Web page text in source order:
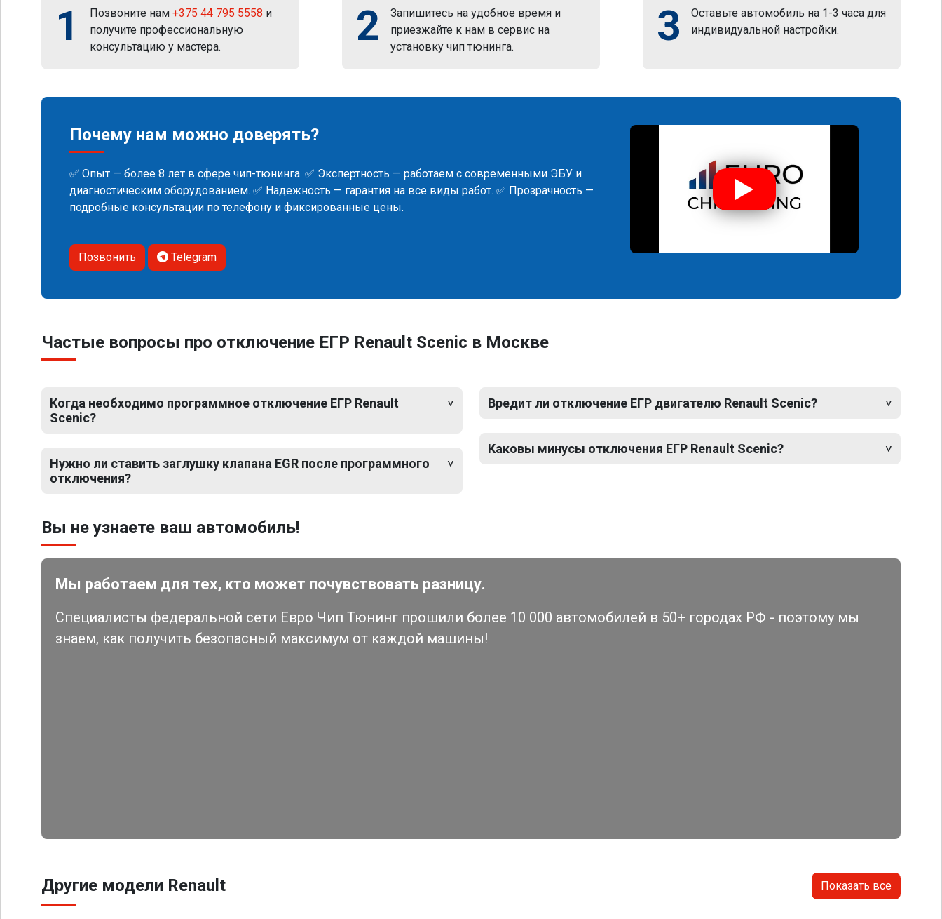
1 Позвоните нам +375 44 795 5558 и
получите профессиональную
консультацию у мастера.
2
Запишитесь на удобное время и
приезжайте к нам в сервис на
установку чип тюнинга.
3
Оставьте автомобиль на 1-3 часа для
индивидуальной настройки.
Почему нам можно доверять?
✅ Опыт — более 8 лет в сфере чип-тюнинга. ✅ Экспертность — работаем с современными ЭБУ и
диагностическим оборудованием. ✅ Надежность — гарантия на все виды работ. ✅ Прозрачность —
подробные консультации по телефону и фиксированные цены.
Позвонить Telegram
Частые вопросы про отключение ЕГР Renault Scenic в Москве
Когда необходимо программное отключение ЕГР Renault
Scenic?
Нужно ли ставить заглушку клапана EGR после программного
отключения?
Вредит ли отключение ЕГР двигателю Renault Scenic?
Каковы минусы отключения ЕГР Renault Scenic?
Вы не узнаете ваш автомобиль!
Мы работаем для тех, кто может почувствовать разницу.
Специалисты федеральной сети Евро Чип Тюнинг прошили более 10 000 автомобилей в 50+ городах РФ - поэтому мы
знаем, как получить безопасный максимум от каждой машины!
Другие модели Renault Показать все